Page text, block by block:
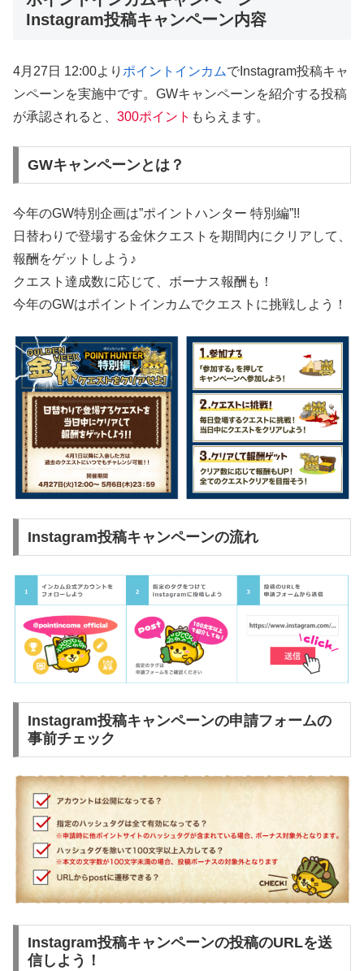
Instagram投稿キャンペーン内容
4月27日 12:00より ポイントインカムでInstagram投稿キャ
ンペーンを実施中です。GWキャンペーンを紹介する投稿
が承認されると、 300ポイント もらえます。
GWキャンペーンとは？
今年のGW特別企画は”ポイントハンター 特別編”!!
日替わりで登場する金休クエストを期間内にクリアして、
報酬をゲットしよう♪
クエスト達成数に応じて、ボーナス報酬も！
今年のGWはポイントインカムでクエストに挑戦しよう！
Instagram投稿キャンペーンの流れ
Instagram投稿キャンペーンの申請フォームの
事前チェック
Instagram投稿キャンペーンの投稿のURLを送
信しよう！